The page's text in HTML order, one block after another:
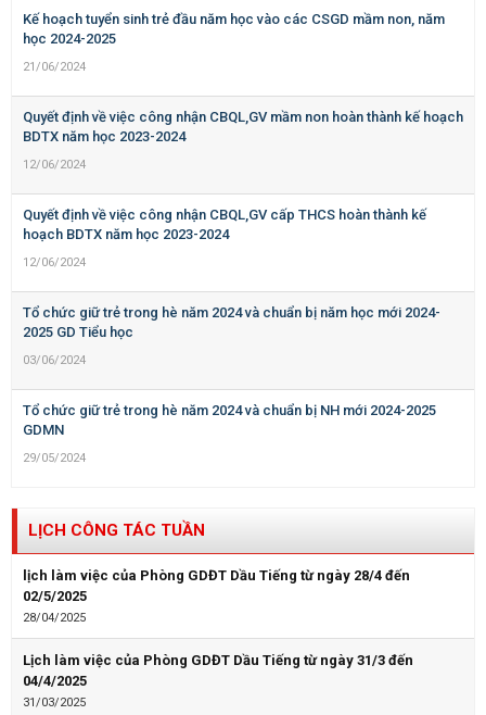
Kế hoạch tuyển sinh trẻ đầu năm học vào các CSGD mầm non, năm
học 2024-2025
21/06/2024
Quyết định về việc công nhận CBQL,GV mầm non hoàn thành kế hoạch
BDTX năm học 2023-2024
12/06/2024
Quyết định về việc công nhận CBQL,GV cấp THCS hoàn thành kế
hoạch BDTX năm học 2023-2024
12/06/2024
Tổ chức giữ trẻ trong hè năm 2024 và chuẩn bị năm học mới 2024-
2025 GD Tiểu học
03/06/2024
Tổ chức giữ trẻ trong hè năm 2024 và chuẩn bị NH mới 2024-2025
GDMN
29/05/2024
LỊCH CÔNG TÁC TUẦN
lịch làm việc của Phòng GDĐT Dầu Tiếng từ ngày 28/4 đến
02/5/2025
28/04/2025
Lịch làm việc của Phòng GDĐT Dầu Tiếng từ ngày 31/3 đến
04/4/2025
31/03/2025